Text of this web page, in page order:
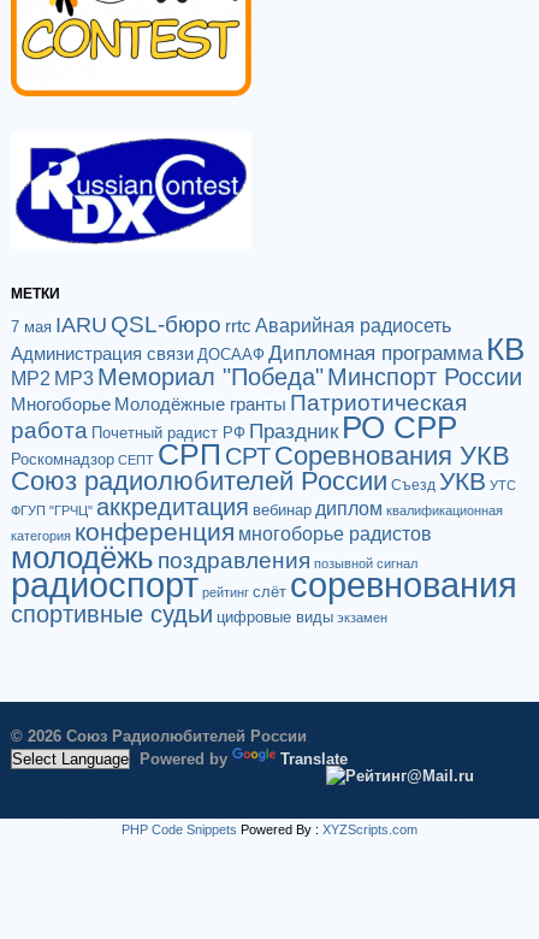
МЕТКИ
7 мая IARU QSL-бюро rrtc Аварийная радиосеть
Администрация связи ДОСААФ Дипломная программа КВ
МР2 МР3 Мемориал "Победа"Минспорт России
Многоборье Молодёжные гранты Патриотическая
работа Почетный радист РФ Праздник РО СРР
Роскомнадзор СЕПТ СРП СРТСоревнования УКВ
Союз радиолюбителей России Съезд УКВ УТС
ФГУП "ГРЧЦ" аккредитация вебинар диплом квалификационная
категория конференция многоборье радистов
молодёжь поздравления позывной сигнал
радиоспорт рейтинг слёт соревнования
спортивные судьи цифровые виды экзамен
© 2026 Союз Радиолюбителей России
Powered by
Translate
PHP Code Snippets Powered By : XYZScripts.com